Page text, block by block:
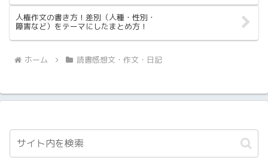
人権作文の書き方！差別（人種・性別・
障害など）をテーマにしたまとめ方！
ホーム 読書感想文・作文・日記